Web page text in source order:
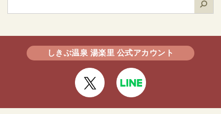
しきぶ温泉 湯楽里 公式アカウント